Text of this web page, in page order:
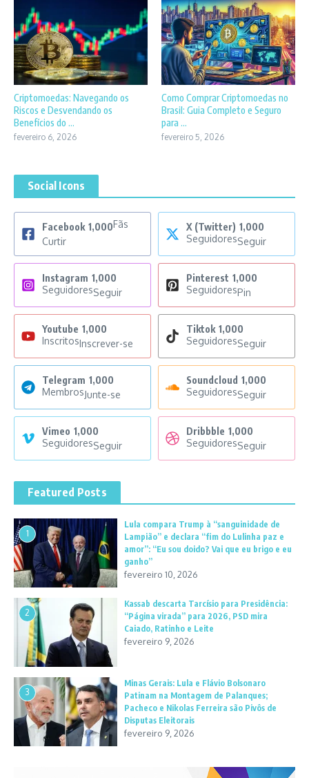
Criptomoedas: Navegando os
Riscos e Desvendando os
Benefícios do ...
fevereiro 6, 2026
Como Comprar Criptomoedas no
Brasil: Guia Completo e Seguro
para ...
fevereiro 5, 2026
Social Icons
Facebook 1,000Fãs
Curtir
X (Twitter) 1,000
SeguidoresSeguir
Instagram 1,000
SeguidoresSeguir
Pinterest 1,000
SeguidoresPin
Youtube 1,000
Inscritos Inscrever-se
Tiktok 1,000
SeguidoresSeguir
Telegram 1,000
MembrosJunte-se
Soundcloud 1,000
SeguidoresSeguir
Vimeo 1,000
SeguidoresSeguir
Dribbble 1,000
SeguidoresSeguir
Featured Posts
1
Lula compara Trump à “sanguinidade de
Lampião” e declara “fim do Lulinha paz e
amor”: “Eu sou doido? Vai que eu brigo e eu
ganho”
fevereiro 10, 2026
2
Kassab descarta Tarcísio para Presidência:
“Página virada” para 2026, PSD mira
Caiado, Ratinho e Leite
fevereiro 9, 2026
3
Minas Gerais: Lula e Flávio Bolsonaro
Patinam na Montagem de Palanques;
Pacheco e Nikolas Ferreira são Pivôs de
Disputas Eleitorais
fevereiro 9, 2026